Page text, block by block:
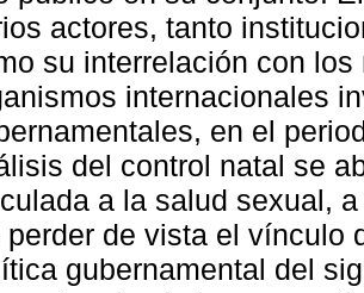
actores, tanto
su interrelación con
internacionales
en el
del control natal se
a la salud sexual,
perder de vista el vínculo
gubernamental del